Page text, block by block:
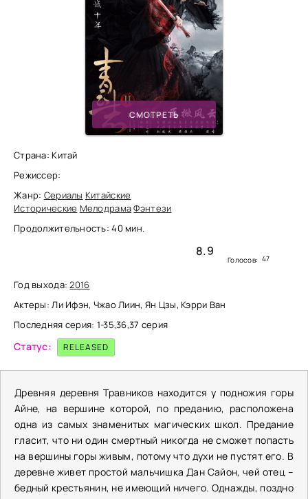
СМОТРЕТЬ
Страна: Китай
Режиссер:
Жанр: Сериалы Китайские
Исторические МелодрамаФэнтези
Продолжительность: 40 мин.
8.9
Голосов: 47
Год выхода:2016
Актеры: Ли Ифэн, Чжао Лиин, Ян Цзы, Кэрри Ван
Последняя серия: 1-35,36,37 серия
Статус: RELEASED
Древняя деревня Травников находится у подножия горы
Айне, на вершине которой, по преданию, расположена
одна из самых знаменитых магических школ. Предание
гласит, что ни один смертный никогда не сможет попасть
на вершины горы живым, потому что духи не пустят его. В
деревне живет простой мальчишка Дан Сайон, чей отец –
бедный крестьянин, не имеющий ничего. Однажды, поздно